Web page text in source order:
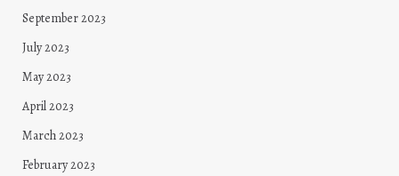
September 2023
July 2023
May 2023
April 2023
March 2023
February 2023